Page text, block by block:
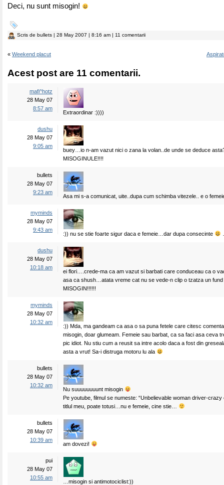
Deci, nu sunt misogin!
Scris de bullets | 28 May 2007 | 8:16 am | 11 comentarii
« Weekend placut
Acest post are 11 comentarii.
mafi^hotz
28 May 07
8:57 am
Extraordinar :))))
dushu
28 May 07
9:05 am
buey…io n-am vazut nici o zana la volan..de unde se deduce
MISOGINULE!!!!
bullets
28 May 07
9:23 am
Asa mi s-a comunicat, uite..dupa cum schimba vitezele.. e o
myminds
28 May 07
9:43 am
:)) nu se stie foarte sigur daca e femeie…dar dupa consecinte
dushu
28 May 07
10:18 am
ei flori….crede-ma ca am vazut si barbati care conduceau ca o
asa ca shush…atata vreme cat nu se vede-n clip o tzatza un
MISOGIN!!!!!!
myminds
28 May 07
10:32 am
:)) Mda, ma gandeam ca asa o sa puna fetele care citesc
misogin, doar glumeam. Femeie sau barbat, ca sa faci asa ceva
pic idiot. Nu stiu cum a reusit sa intre acolo daca a fost din
asta a vrut! Sa-i distruga motoru lu ala
bullets
28 May 07
10:32 am
Nu suuuuuuuunt misogin
Pe youtube, filmul se numeste: “Unbelievable woman driver-crazy
titlul meu, poate totusi…nu e femeie, cine stie…
bullets
28 May 07
10:39 am
am dovezi!
pui
28 May 07
10:55 am
…misogin si antimotociclist:))